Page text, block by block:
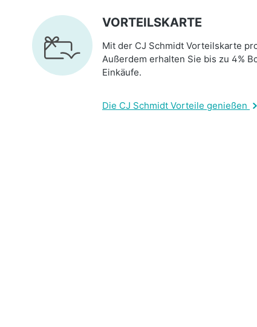
VORTEILSKARTE
Mit der CJ Schmidt Vorteilskarte
Außerdem erhalten Sie bis zu 4%
Einkäufe.
Die CJ Schmidt Vorteile genießen